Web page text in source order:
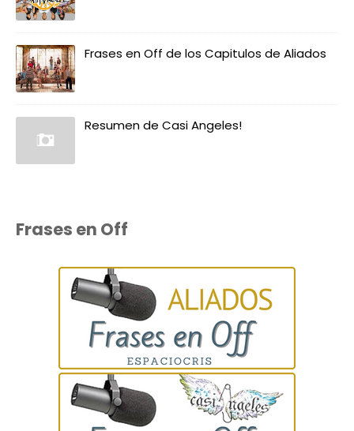
Frases en Off de los Capitulos de Aliados
Resumen de Casi Angeles!
Frases en Off